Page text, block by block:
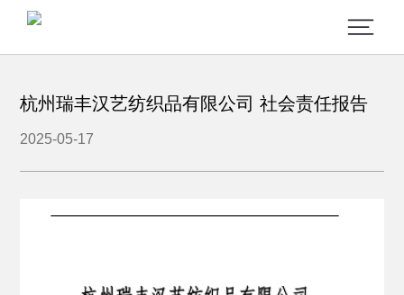
杭州瑞丰汉艺纺织品有限公司 社会责任报告
2025-05-17